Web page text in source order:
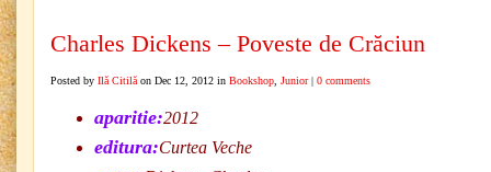
Charles Dickens – Poveste de Crăciun
Posted by Ilă Citilă on Dec 12, 2012 in Bookshop Junior| 0 comments
aparitie:2012
editura:Curtea Veche